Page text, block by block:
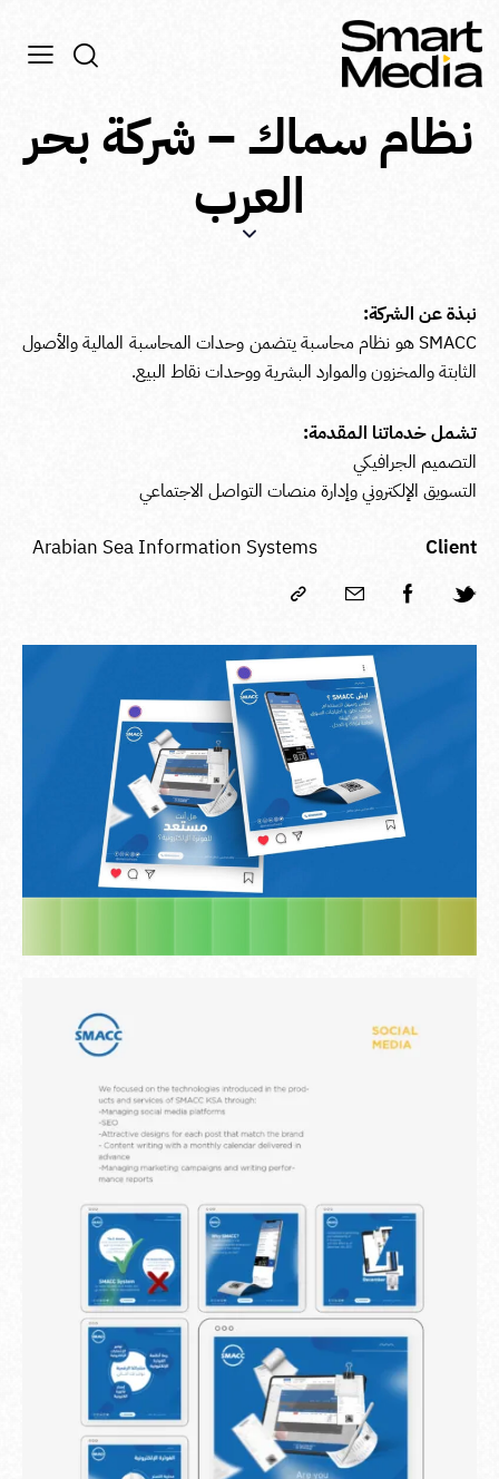
نظام سماك – شركة بحر
العرب
نبذة عن الشركة:
SMACC هو نظام محاسبة يتضمن وحدات المحاسبة المالية والأصول
الثابتة والمخزون والموارد البشرية ووحدات نقاط البيع.
تشمل خدماتنا المقدمة:
التصميم الجرافيكي
التسويق الإلكتروني وإدارة منصات التواصل الاجتماعي
Client
Arabian Sea Information Systems